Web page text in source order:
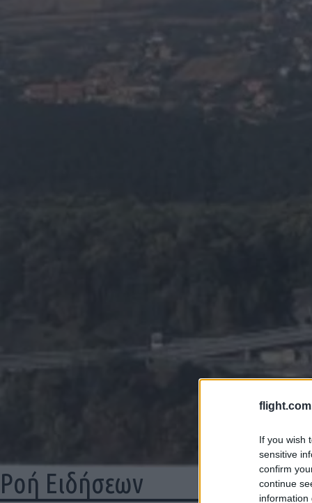
If you wish
sensitive
confirm
continue
information
Ροή Ειδήσεων 29/